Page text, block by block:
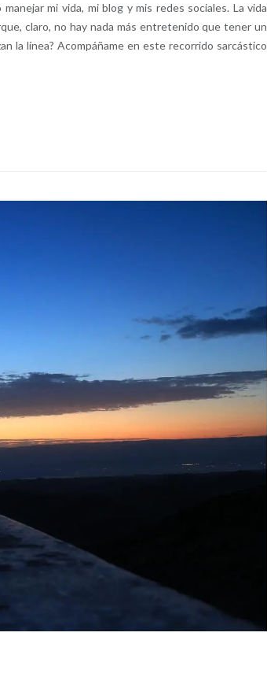
mi vida, mi blog y mis redes sociales. La vida
claro, no hay nada más entretenido que tener un
la línea? Acompáñame en este recorrido sarcástico